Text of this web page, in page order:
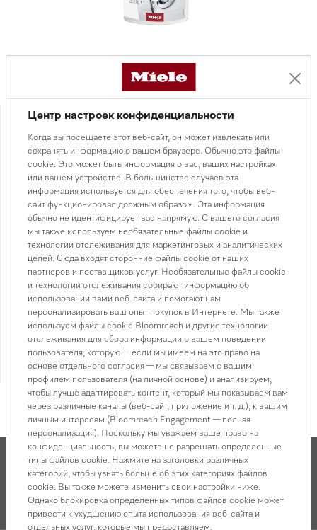
10 000 ₸
В КОРЗИНУ
Доставка от 3 000 ₸Подробнее
Подробную информацию по ценам доставки смотрите в разделе
доставка
Для тщательной очистки стиральных и посудомоечных
машин. Удаляет жировые загрязнения,устраняет
бактерии и неприятные запахи. Рекомендуется
использовать 1-3 раза в год Упаковка: 200 г.
Смотреть все характеристики
Описание товара и характеристики
Центр настроек конфиденциальности
Когда вы посещаете этот веб-сайт, он может извлекать или
сохранять информацию о вашем браузере. Обычно это файлы
cookie. Это может быть информация о вас, ваших настройках
или вашем устройстве. В большинстве случаев эта
информация используется для обеспечения того, чтобы веб-
сайт функционировал должным образом. Эта информация
обычно не идентифицирует вас напрямую. С вашего согласия
мы также используем необязательные файлы cookie и
технологии отслеживания для маркетинговых и аналитических
целей. Сюда входят сторонние файлы cookie от наших
партнеров и поставщиков услуг. Необязательные файлы cookie
и технологии отслеживания собирают информацию об
использовании вами веб-сайта и помогают нам
персонализировать ваш опыт покупок в Интернете. Мы также
используем файлы cookie Bloomreach и другие технологии
отслеживания для сбора информации о вашем поведении
пользователя, которую — если мы имеем на это право на
основе отдельного согласия — мы связываем с вашим
профилем пользователя (на личной основе) и анализируем,
чтобы лучше адаптировать контент, который мы показываем вам
через различные каналы (веб-сайт, приложение и т. д.), к вашим
личным интересам (Bloomreach Engagement — полная
персонализация). Поскольку мы уважаем ваше право на
конфиденциальность, вы можете не разрешать определенные
типы файлов cookie. Нажмите на заголовки различных
категорий, чтобы узнать больше об этих категориях файлов
cookie. Вы также можете изменить свои настройки ниже.
Однако блокировка определенных типов файлов cookie может
привести к ухудшению опыта использования веб-сайта и
отдельных услуг, которые мы предоставляем.